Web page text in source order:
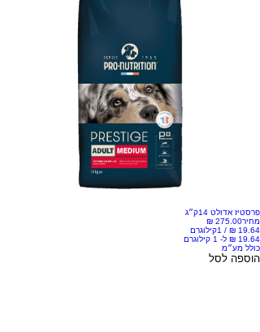
פרסטיז אדולט 14ק״ג
מחיר
/ 1קילוגרם
כולל מע״מ
הוספה לסל